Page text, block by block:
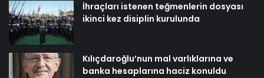
İhraçları istenen teğmenlerin dosyası
ikinci kez disiplin kurulunda
Kılıçdaroğlu’nun mal varlıklarına ve
banka hesaplarına haciz konuldu